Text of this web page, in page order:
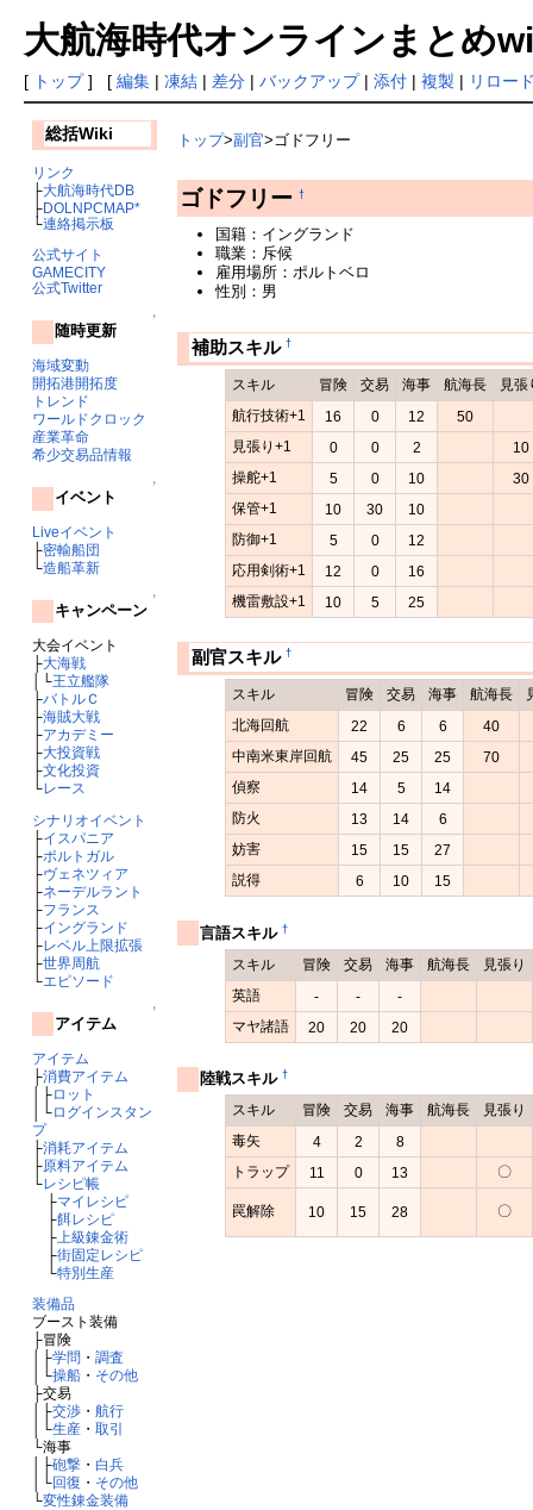
大航海時代オンラインまとめ
[ トップ] [ 編集| 凍結| 差分| バックアップ| 添付| 複製 | リロー
総括Wiki
リンク
├大航海時代DB
├DOLNPCMAP*
└連絡掲示板
公式サイト
GAMECITY
公式Twitter
↑
随時更新
海域変動
開拓港開拓度
トレンド
ワールドクロック
産業革命
希少交易品情報
↑
イベント
Liveイベント
├密輸船団
└造船革新
↑
キャンペーン
大会イベント
├大海戦
│└王立艦隊
├バトルＣ
├海賊大戦
├アカデミー
├大投資戦
├文化投資
└レース
シナリオイベント
├イスパニア
├ポルトガル
├ヴェネツィア
├ネーデルラント
├フランス
├イングランド
├レベル上限拡張
├世界周航
└エピソード
↑
アイテム
アイテム
├消費アイテム
│├ロット
│└ログインスタン
プ
├消耗アイテム
├原料アイテム
└レシピ帳
├マイレシピ
├餌レシピ
├上級錬金術
├街固定レシピ
└特別生産
装備品
ブースト装備
├冒険
│├学問 ・ 調査
│└操船・ その他
├交易
│├交渉・ 航行
│└生産・ 取引
└海事
│├砲撃・ 白兵
│└回復 ・ その他
└変性錬金装備
トップ>副官>ゴドフリー
ゴドフリー †
国籍：イングランド
職業：斥候
雇用場所：ポルトベロ
性別：男
補助スキル †
スキル 冒険 交易 海事 航海長
見張
航行技術+1
16 0 12
50
見張り+1
0 0 2
10
操舵+1
5 0 10
30
保管+1
10 30
10
防御+1
5 0
12
応用剣術+1
12 0
16
機雷敷設+1
10 5 25
副官スキル †
スキル 冒険 交易 海事 航海長
北海回航
22 6 6
40
中南米東岸回航
45 25 25
70
偵察
14 5
14
防火
13 14
6
妨害
15 15
27
説得
6 10 15
言語スキル†
スキル 冒険 交易 海事 航海長
見張り
英語
- -
-
マヤ諸語
20 20 20
陸戦スキル†
スキル 冒険 交易 海事 航海長
見張り
毒矢
4 2
8
トラップ
11 0 13 〇
罠解除 10 15 28 〇